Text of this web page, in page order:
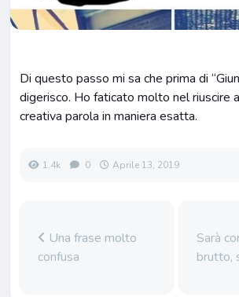
Di questo passo mi sa che prima di
digerisco. Ho faticato molto nel riuscire
creativa parola in maniera esatta.
1.4k 0 Aprile 13, 2019
Una frase molto
confusa
Sarà
brutto,